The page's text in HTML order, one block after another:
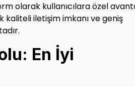
olarak kullanıcılara özel
kaliteli iletişim imkanı ve geniş
En İyi